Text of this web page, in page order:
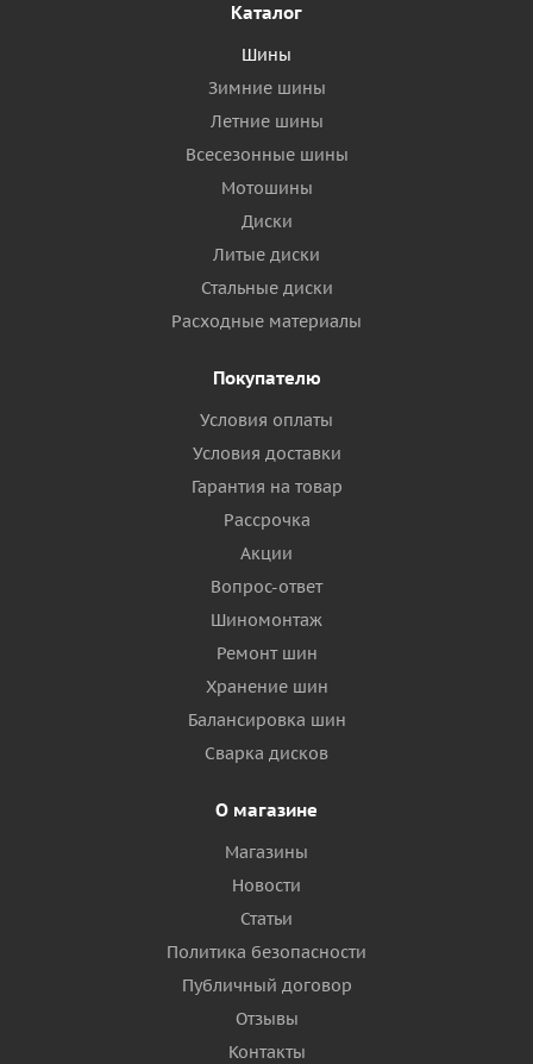
Каталог
Шины
Зимние шины
Летние шины
Всесезонные шины
Мотошины
Диски
Литые диски
Стальные диски
Расходные материалы
Покупателю
Условия оплаты
Условия доставки
Гарантия на товар
Рассрочка
Акции
Вопрос-ответ
Шиномонтаж
Ремонт шин
Хранение шин
Балансировка шин
Сварка дисков
О магазине
Магазины
Новости
Статьи
Политика безопасности
Публичный договор
Отзывы
Контакты